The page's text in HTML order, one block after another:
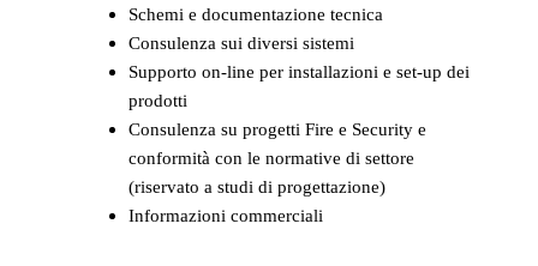
Schemi e documentazione tecnica
Consulenza sui diversi sistemi
Supporto on-line per installazioni e set-up dei
prodotti
Consulenza su progetti Fire e Security e
conformità con le normative di settore
(riservato a studi di progettazione)
Informazioni commerciali